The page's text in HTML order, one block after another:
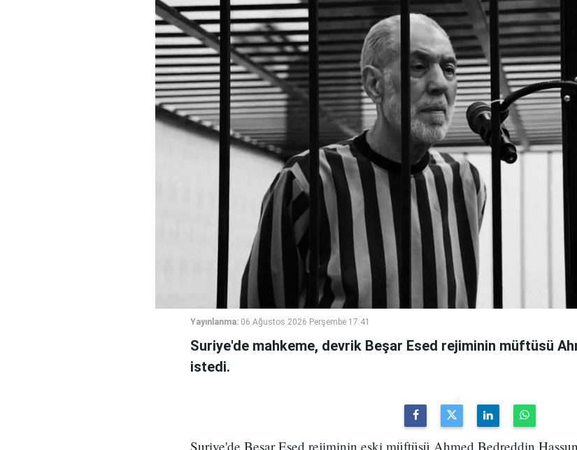
Yayınlanma: 06 Ağustos 2026 Perşembe 17:41
Suriye'de mahkeme, devrik Beşar Esed rejiminin müftüsü
istedi.
Suriye'de Beşar Esed rejiminin eski müftüsü Ahmed Bedreddin